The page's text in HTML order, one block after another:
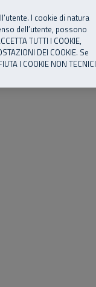
utili Supporto
I cookie di natura
dell’utente, possono
TUTTI I COOKIE,
DEI COOKIE. Se
I COOKIE NON TECNICI